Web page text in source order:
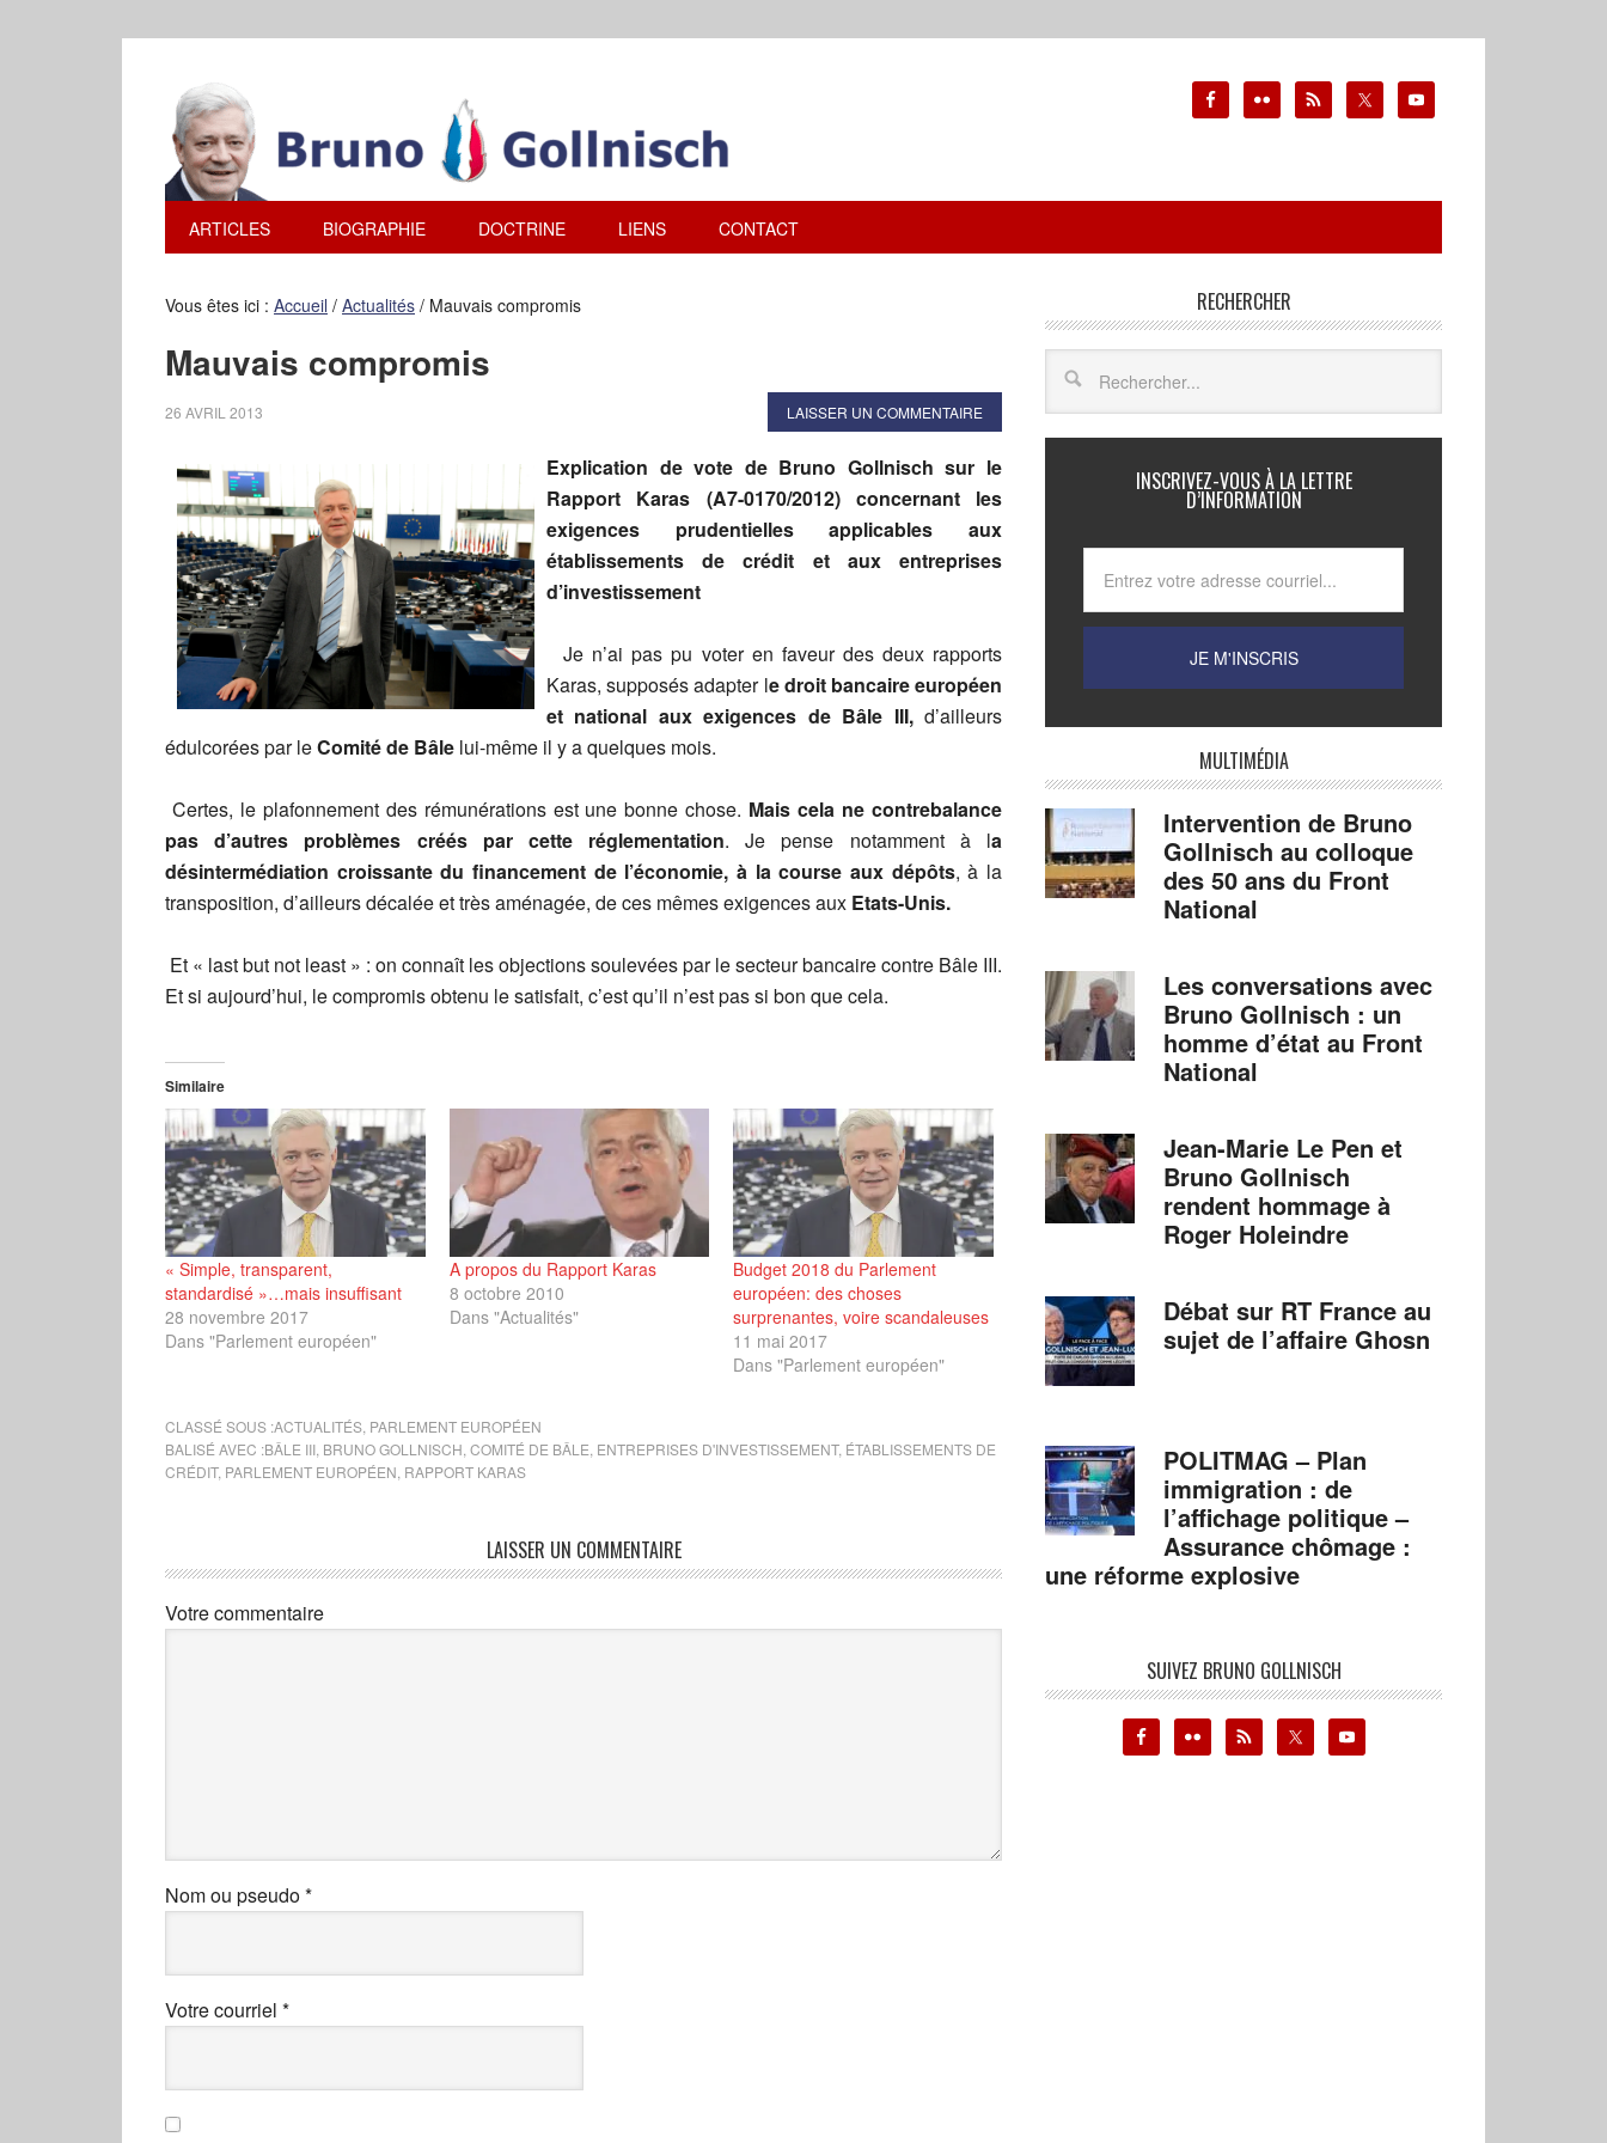
ARTICLES BIOGRAPHIE DOCTRINE LIENS CONTACT
Vous êtes ici : Accueil / Actualités / Mauvais compromis
Mauvais compromis
26 AVRIL 2013 LAISSER UN COMMENTAIRE
Explication de vote de Bruno Gollnisch sur le
Rapport Karas (A7-0170/2012) concernant les
exigences prudentielles applicables aux
établissements de crédit et aux entreprises
d’investissement
Je n’ai pas pu voter en faveur des deux rapports
Karas, supposés adapter le droit bancaire européen
et national aux exigences de Bâle III,d’ailleurs
édulcorées par leComité de Bâle lui-même il y a quelques mois.
Certes, le plafonnement des rémunérations est une bonne chose. Mais cela ne contrebalance
pas d’autres problèmes créés par cette réglementation. Je pense notamment à la
désintermédiation croissante du financement de l’économie, à la course aux dépôts, à la
transposition, d’ailleurs décalée et très aménagée, de ces mêmes exigences aux Etats-Unis.
Et « last but not least » : on connaît les objections soulevées par le secteur bancaire contre Bâle III.
Et si aujourd’hui, le compromis obtenu le satisfait, c’est qu’il n’est pas si bon que cela.
Similaire
« Simple, transparent,
standardisé »…mais insuffisant
28 novembre 2017
Dans "Parlement européen"
A propos du Rapport Karas
8 octobre 2010
Dans "Actualités"
Budget 2018 du Parlement
européen: des choses
surprenantes, voire scandaleuses
11 mai 2017
Dans "Parlement européen"
CLASSÉ SOUS :ACTUALITÉS PARLEMENT EUROPÉEN
BALISÉ AVEC :BÂLE III BRUNO GOLLNISCH COMITÉ DE BÂLE ENTREPRISES D'INVESTISSEMENT, ÉTABLISSEMENTS DE
CRÉDIT, PARLEMENT EUROPÉEN RAPPORT KARAS
LAISSER UN COMMENTAIRE
Votre commentaire
Nom ou pseudo*
Votre courriel *
RECHERCHER
INSCRIVEZ-VOUS À LA LETTRE
D’INFORMATION
MULTIMÉDIA
Intervention de Bruno
Gollnisch au colloque
des 50 ans du Front
National
Les conversations avec
Bruno Gollnisch : un
homme d’état au Front
National
Jean-Marie Le Pen et
Bruno Gollnisch
rendent hommage à
Roger Holeindre
Débat sur RT France au
sujet de l’affaire Ghosn
POLITMAG – Plan
immigration : de
l’affichage politique –
Assurance chômage :
une réforme explosive
SUIVEZ BRUNO GOLLNISCH